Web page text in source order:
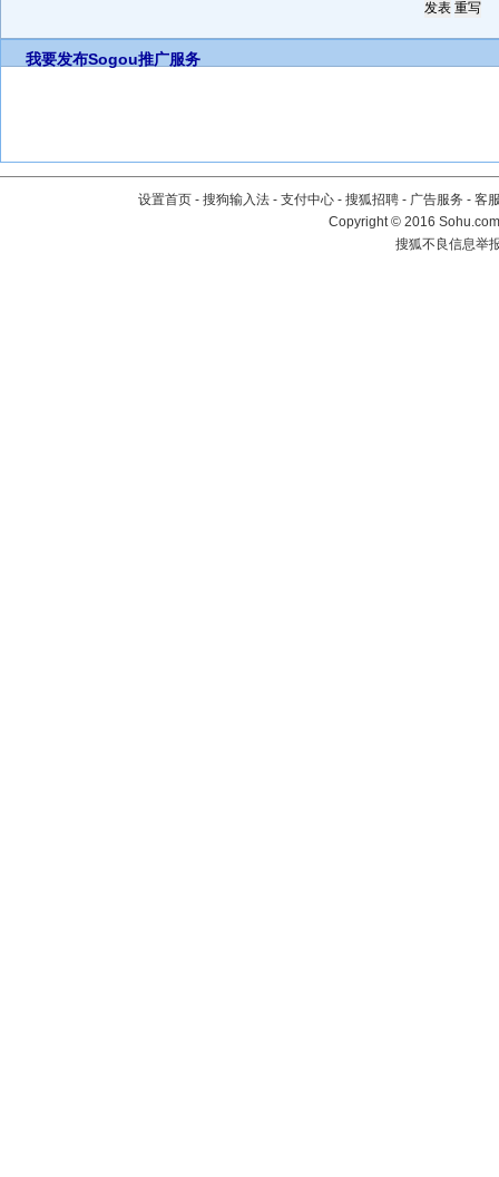
我要发布Sogou推广服务
设置首页 - 搜狗输入法 - 支付中心 - 搜狐招聘 - 广告服务 - 客
Copyright©2016
搜狐不良信息举